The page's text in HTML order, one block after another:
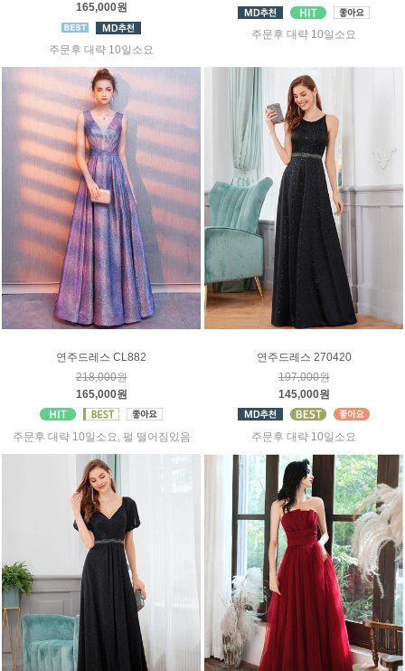
165,000원
주문후 대략 10일소요
주문후 대략 10일소요
연주드레스 CL882
218,000원
165,000원
주문후 대략 10일소요, 펄 떨어짐있음
연주드레스 270420
197,000원
145,000원
주문후 대략 10일소요